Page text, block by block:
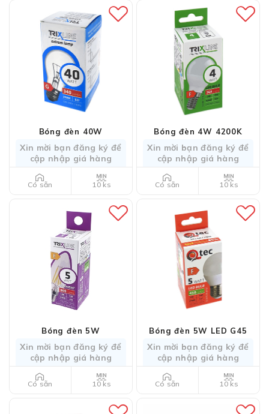
Bóng đèn 40W
Xin mời bạn đăng ký để
cập nhập giá hàng
Có sẵn 10 ks
Bóng đèn 4W 4200K
Xin mời bạn đăng ký để
cập nhập giá hàng
Có sẵn 10 ks
Bóng đèn 5W
Xin mời bạn đăng ký để
cập nhập giá hàng
Có sẵn 10 ks
Bóng đèn 5W LED G45
Xin mời bạn đăng ký để
cập nhập giá hàng
Có sẵn 10 ks